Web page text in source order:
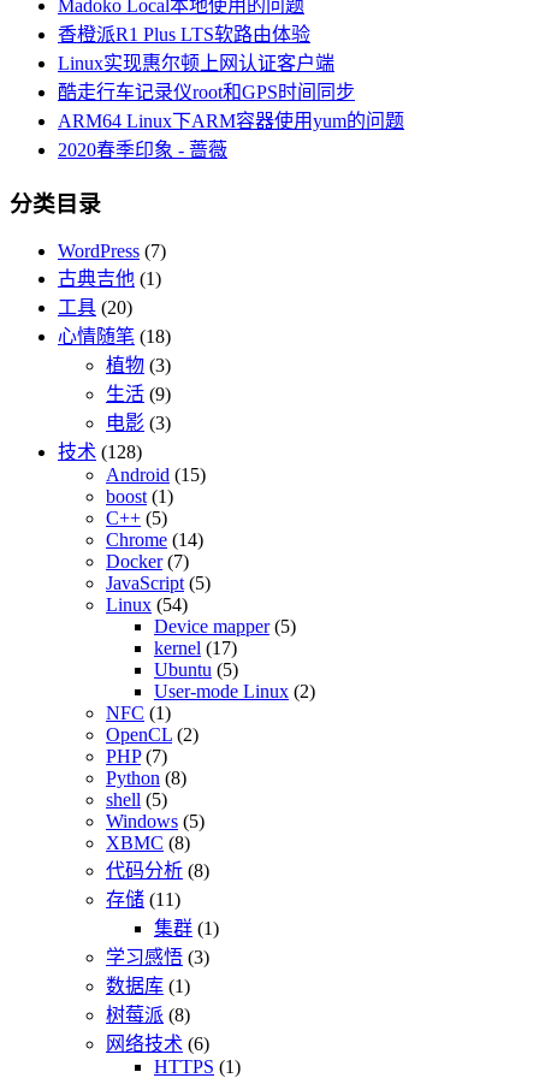
Madoko Local本地使用的问题
香橙派R1 Plus LTS软路由体验
Linux实现惠尔顿上网认证客户端
酷走行车记录仪root和GPS时间同步
ARM64 Linux下ARM容器使用yum的问题
2020春季印象 - 蔷薇
分类目录
WordPress (7)
古典吉他 (1)
工具 (20)
心情随笔 (18)
植物 (3)
生活 (9)
电影 (3)
技术 (128)
Android (15)
boost (1)
C++ (5)
Chrome (14)
Docker(7)
JavaScript (5)
Linux (54)
Device mapper(5)
kernel (17)
Ubuntu (5)
User-mode Linux (2)
NFC (1)
OpenCL (2)
PHP(7)
Python (8)
shell (5)
Windows (5)
XBMC (8)
代码分析 (8)
存储 (11)
集群 (1)
学习感悟 (3)
数据库 (1)
树莓派 (8)
网络技术 (6)
HTTPS (1)